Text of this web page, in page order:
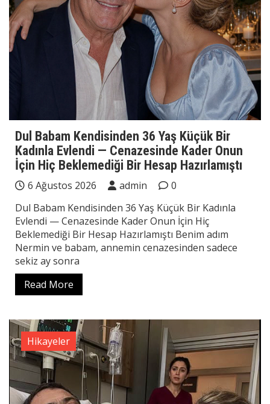
Dul Babam Kendisinden 36 Yaş Küçük Bir
Kadınla Evlendi — Cenazesinde Kader Onun
İçin Hiç Beklemediği Bir Hesap Hazırlamıştı
6 Ağustos 2026 admin
0
Dul Babam Kendisinden 36 Yaş Küçük Bir Kadınla
Evlendi — Cenazesinde Kader Onun İçin Hiç
Beklemediği Bir Hesap Hazırlamıştı Benim adım
Nermin ve babam, annemin cenazesinden sadece
sekiz ay sonra
Read More
Hikayeler